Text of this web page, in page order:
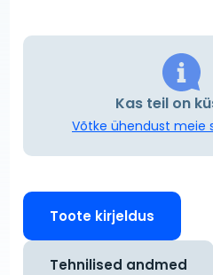
Kas teil on
Võtke ühendust meie
Toote kirjeldus
Tehnilised andmed